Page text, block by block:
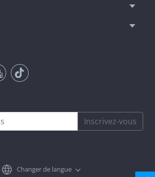
Inscrivez-vous
Changer de langue